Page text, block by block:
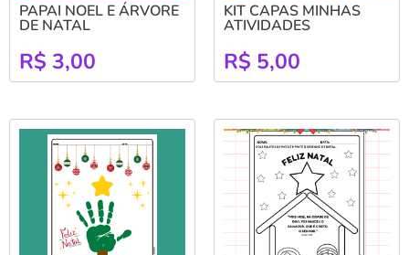
PAPAI NOEL E ÁRVORE
DE NATAL
R$ 3,00
KIT CAPAS MINHAS
ATIVIDADES
R$ 5,00